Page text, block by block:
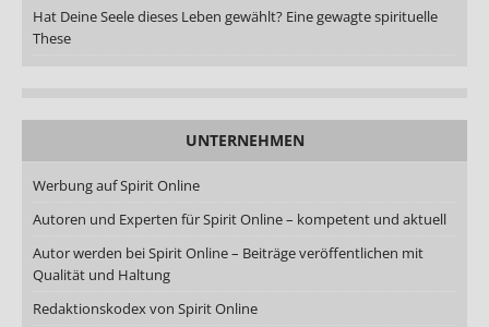
Hat Deine Seele dieses Leben gewählt? Eine gewagte spirituelle
These
UNTERNEHMEN
Werbung auf Spirit Online
Autoren und Experten für Spirit Online – kompetent und aktuell
Autor werden bei Spirit Online – Beiträge veröffentlichen mit
Qualität und Haltung
Redaktionskodex von Spirit Online